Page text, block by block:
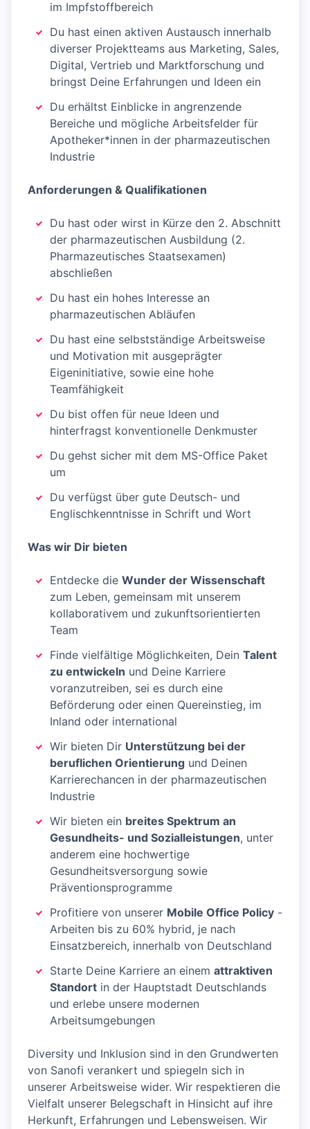
im Impfstoffbereich
Du hast einen aktiven Austausch innerhalb
diverser Projektteams aus Marketing, Sales,
Digital, Vertrieb und Marktforschung und
bringst Deine Erfahrungen und Ideen ein
Du erhältst Einblicke in angrenzende
Bereiche und mögliche Arbeitsfelder für
Apotheker*innen in der pharmazeutischen
Industrie
Anforderungen & Qualifikationen
Du hast oder wirst in Kürze den 2. Abschnitt
der pharmazeutischen Ausbildung (2.
Pharmazeutisches Staatsexamen)
abschließen
Du hast ein hohes Interesse an
pharmazeutischen Abläufen
Du hast eine selbstständige Arbeitsweise
und Motivation mit ausgeprägter
Eigeninitiative, sowie eine hohe
Teamfähigkeit
Du bist offen für neue Ideen und
hinterfragst konventionelle Denkmuster
Du gehst sicher mit dem MS-Office Paket
um
Du verfügst über gute Deutsch- und
Englischkenntnisse in Schrift und Wort
Was wir Dir bieten
Entdecke die Wunder der Wissenschaft
zum Leben, gemeinsam mit unserem
kollaborativem und zukunftsorientierten
Team
Finde vielfältige Möglichkeiten, Dein Talent
zu entwickeln und Deine Karriere
voranzutreiben, sei es durch eine
Beförderung oder einen Quereinstieg, im
Inland oder international
Wir bieten Dir Unterstützung bei der
beruflichen Orientierung und Deinen
Karrierechancen in der pharmazeutischen
Industrie
Wir bieten ein breites Spektrum an
Gesundheits- und Sozialleistungen, unter
anderem eine hochwertige
Gesundheitsversorgung sowie
Präventionsprogramme
Profitiere von unserer Mobile Office Policy -
Arbeiten bis zu 60% hybrid, je nach
Einsatzbereich, innerhalb von Deutschland
Starte Deine Karriere an einem attraktiven
Standort in der Hauptstadt Deutschlands
und erlebe unsere modernen
Arbeitsumgebungen
Diversity und Inklusion sind in den Grundwerten
von Sanofi verankert und spiegeln sich in
unserer Arbeitsweise wider. Wir respektieren die
Vielfalt unserer Belegschaft in Hinsicht auf ihre
Herkunft, Erfahrungen und Lebensweisen. Wir